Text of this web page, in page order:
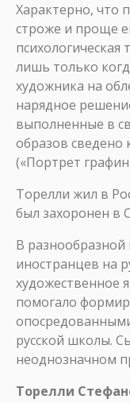
Характерно, что
строже и проще
лишь только
художника на
нарядное
выполненные в
образов сведено
(«Портрет
Торелли жил в
был захоронен в
В разнообразной
иностранцев на
художественное
помогало
русской школы.
неоднозначном
Торелли